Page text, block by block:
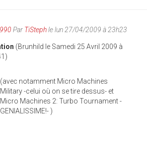
Par TiStephle lun 27/04/2009 à 23h23
(Brunhild le Samedi 25 Avril 2009 à
(avec notamment Micro Machines
Military -celui où on se tire dessus- et
Micro Machines 2: Turbo Tournament -
GENIALISSIME!- )